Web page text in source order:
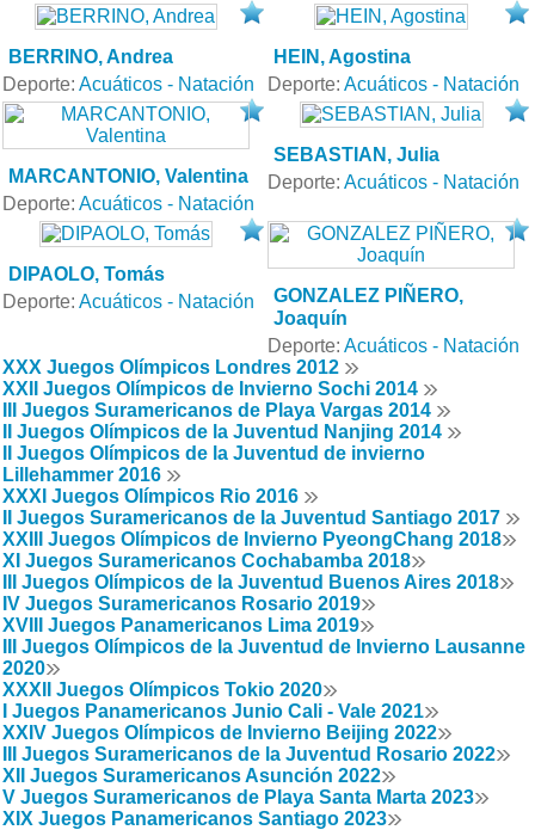
BERRINO, Andrea
Deporte: Acuáticos - Natación
HEIN, Agostina
Deporte: Acuáticos - Natación
MARCANTONIO, Valentina
Deporte: Acuáticos - Natación
SEBASTIAN, Julia
Deporte: Acuáticos - Natación
DIPAOLO, Tomás
Deporte: Acuáticos - Natación
GONZALEZ PIÑERO,
Joaquín
Deporte: Acuáticos - Natación
XXX Juegos Olímpicos Londres 2012
XXII Juegos Olímpicos de Invierno Sochi 2014
III Juegos Suramericanos de Playa Vargas 2014
II Juegos Olímpicos de la Juventud Nanjing 2014
II Juegos Olímpicos de la Juventud de invierno
Lillehammer 2016
XXXI Juegos Olímpicos Rio 2016
II Juegos Suramericanos de la Juventud Santiago 2017
XXIII Juegos Olímpicos de Invierno PyeongChang 2018
XI Juegos Suramericanos Cochabamba 2018
III Juegos Olímpicos de la Juventud Buenos Aires 2018
IV Juegos Suramericanos Rosario 2019
XVIII Juegos Panamericanos Lima 2019
III Juegos Olímpicos de la Juventud de Invierno Lausanne
2020
XXXII Juegos Olímpicos Tokio 2020
I Juegos Panamericanos Junio Cali - Vale 2021
XXIV Juegos Olímpicos de Invierno Beijing 2022
III Juegos Suramericanos de la Juventud Rosario 2022
XII Juegos Suramericanos Asunción 2022
V Juegos Suramericanos de Playa Santa Marta 2023
XIX Juegos Panamericanos Santiago 2023